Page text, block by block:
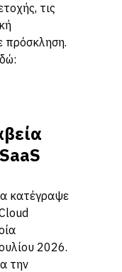
τις
πρόσκληση.
κατέγραψε
2026.
την